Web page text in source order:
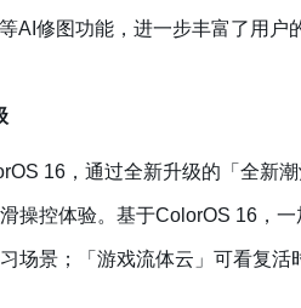
AI修图功能，进一步丰富了用户
16，通过全新升级的「全新
操控体验。基于ColorOS 16，
场景；「游戏流体云」可看复活